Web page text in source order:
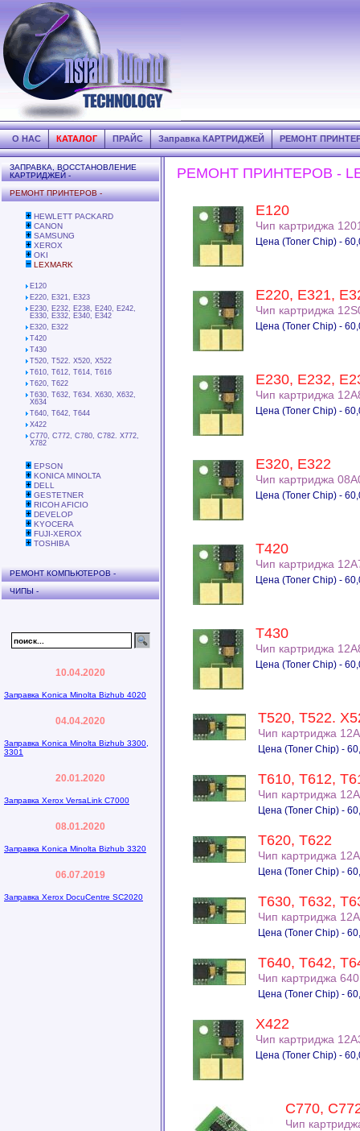
О НАС КАТАЛОГ ПРАЙС Заправка КАРТРИДЖЕЙ РЕМОНТ
ЗАПРАВКА, ВОССТАНОВЛЕНИЕ
КАРТРИДЖЕЙ -
РЕМОНТ ПРИНТЕРОВ -
HEWLETT PACKARD
CANON
SAMSUNG
XEROX
OKI
LEXMARK
E120
E220, E321, E323
E230, E232, E238, E240, E242,
E330, E332, E340, E342
E320, E322
T420
T430
T520, T522. X520, X522
T610, T612, T614, T616
T620, T622
T630, T632, T634. X630, X632,
X634
T640, T642, T644
X422
C770, С772, C780, C782. X772,
X782
EPSON
KONICA MINOLTA
DELL
GESTETNER
RICOH AFICIO
DEVELOP
KYOCERA
FUJI-XEROX
TOSHIBA
РЕМОНТ КОМПЬЮТЕРОВ -
ЧИПЫ -
10.04.2020
Заправка Konica Minolta Bizhub 4020
04.04.2020
Заправка Konica Minolta Bizhub 3300,
3301
20.01.2020
Заправка Xerox VersaLink C7000
08.01.2020
Заправка Konica Minolta Bizhub 3320
06.07.2019
Заправка Xerox DocuCentre SC2020
РЕМОНТ ПРИНТЕРОВ -
E120
Чип картриджа
Цена (Toner Chip) -
E220, E321,
Чип картриджа
Цена (Toner Chip) -
E230, E232,
Чип картриджа
Цена (Toner Chip) -
E320, E322
Чип картриджа
Цена (Toner Chip) -
T420
Чип картриджа
Цена (Toner Chip) -
T430
Чип картриджа
Цена (Toner Chip) -
T520, T522.
Чип картриджа
Цена (Toner Chip) -
T610, T612,
Чип картриджа
Цена (Toner Chip) -
T620, T622
Чип картриджа
Цена (Toner Chip) -
T630, T632,
Чип картриджа
Цена (Toner Chip) -
T640, T642,
Чип картриджа
Цена (Toner Chip) -
X422
Чип картриджа
Цена (Toner Chip) -
C770,
Чип